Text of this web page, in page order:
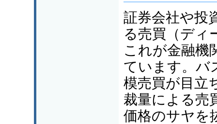
証券会社や投
る売買（ディ
これが金融機
ています。バ
模売買が目立
裁量による売
価格のサヤを